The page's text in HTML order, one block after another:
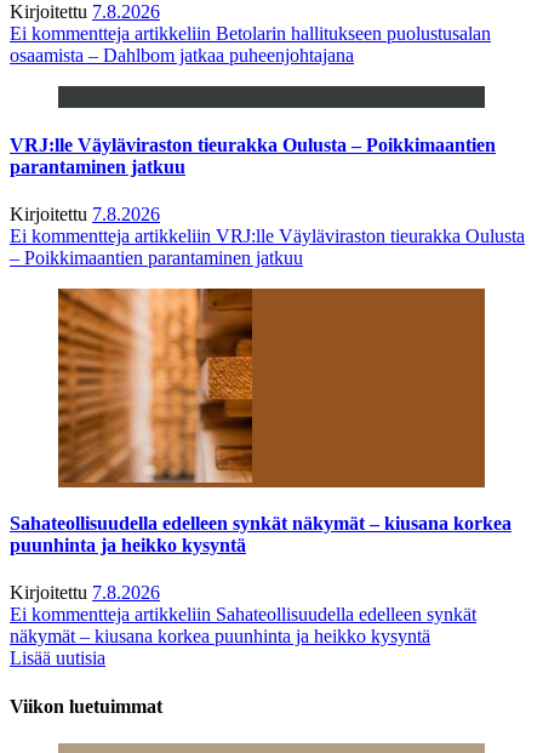
Kirjoitettu 7.8.2026
Ei kommentteja artikkeliin Betolarin hallitukseen puolustusalan
osaamista – Dahlbom jatkaa puheenjohtajana
VRJ:lle Väyläviraston tieurakka Oulusta – Poikkimaantien
parantaminen jatkuu
Kirjoitettu 7.8.2026
Ei kommentteja artikkeliin VRJ:lle Väyläviraston tieurakka Oulusta
– Poikkimaantien parantaminen jatkuu
Sahateollisuudella edelleen synkät näkymät – kiusana korkea
puunhinta ja heikko kysyntä
Kirjoitettu 7.8.2026
Ei kommentteja artikkeliin Sahateollisuudella edelleen synkät
näkymät – kiusana korkea puunhinta ja heikko kysyntä
Lisää uutisia
Viikon luetuimmat